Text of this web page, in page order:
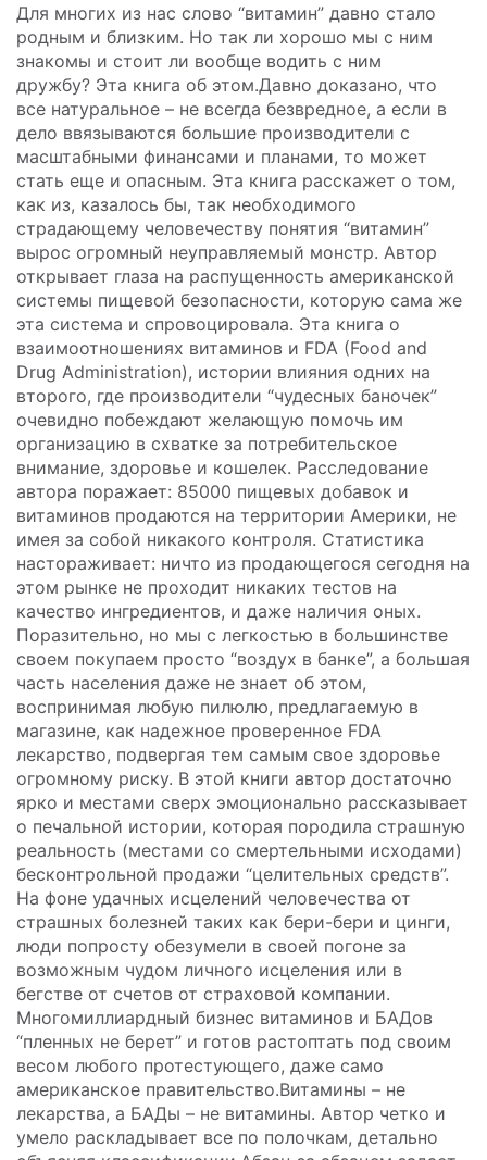
Для многих из нас слово “витамин” давно стало
родным и близким. Но так ли хорошо мы с ним
знакомы и стоит ли вообще водить с ним
дружбу? Эта книга об этом.Давно доказано, что
все натуральное – не всегда безвредное, а если в
дело ввязываются большие производители с
масштабными финансами и планами, то может
стать еще и опасным. Эта книга расскажет о том,
как из, казалось бы, так необходимого
страдающему человечеству понятия “витамин”
вырос огромный неуправляемый монстр. Автор
открывает глаза на распущенность американской
системы пищевой безопасности, которую сама же
эта система и спровоцировала. Эта книга о
взаимоотношениях витаминов и FDA (Food and
Drug Administration), истории влияния одних на
второго, где производители “чудесных баночек”
очевидно побеждают желающую помочь им
организацию в схватке за потребительское
внимание, здоровье и кошелек. Расследование
автора поражает: 85000 пищевых добавок и
витаминов продаются на территории Америки, не
имея за собой никакого контроля. Статистика
настораживает: ничто из продающегося сегодня на
этом рынке не проходит никаких тестов на
качество ингредиентов, и даже наличия оных.
Поразительно, но мы с легкостью в большинстве
своем покупаем просто “воздух в банке”, а большая
часть населения даже не знает об этом,
воспринимая любую пилюлю, предлагаемую в
магазине, как надежное проверенное FDA
лекарство, подвергая тем самым свое здоровье
огромному риску. В этой книги автор достаточно
ярко и местами сверх эмоционально рассказывает
о печальной истории, которая породила страшную
реальность (местами со смертельными исходами)
бесконтрольной продажи “целительных средств”.
На фоне удачных исцелений человечества от
страшных болезней таких как бери-бери и цинги,
люди попросту обезумели в своей погоне за
возможным чудом личного исцеления или в
бегстве от счетов от страховой компании.
Многомиллиардный бизнес витаминов и БАДов
“пленных не берет” и готов растоптать под своим
весом любого протестующего, даже само
американское правительство.Витамины – не
лекарства, а БАДы – не витамины. Автор четко и
умело раскладывает все по полочкам, детально